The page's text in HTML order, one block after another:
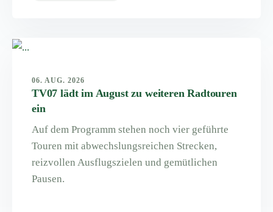
06. AUG. 2026
TV07 lädt im August zu weiteren Radtouren
ein
Auf dem Programm stehen noch vier geführte
Touren mit abwechslungsreichen Strecken,
reizvollen Ausflugszielen und gemütlichen
Pausen.